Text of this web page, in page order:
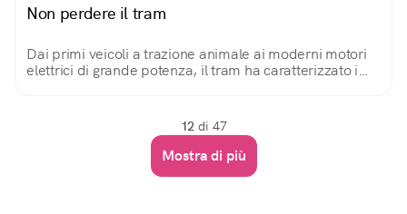
Non perdere il tram
Dai primi veicoli a trazione animale ai moderni motori
elettrici di grande potenza, il tram ha caratterizzato i
12 di 47
Mostra di più